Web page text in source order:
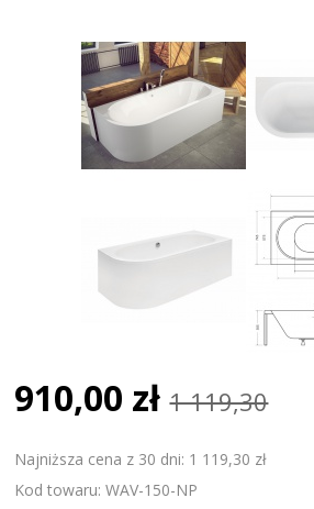
910,00 zł 1 119,30
Najniższa cena z 30 dni: 1 119,30 zł
Kod towaru: WAV-150-NP